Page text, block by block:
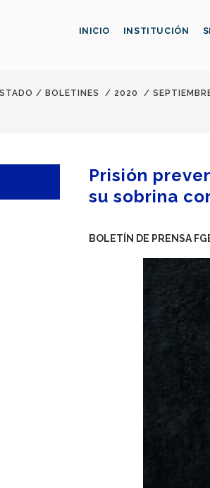
INICIO INSTITUCIÓN
/ BOLETINES / 2020 /
Prisión
su sobrina
BOLETÍN DE PRENSA